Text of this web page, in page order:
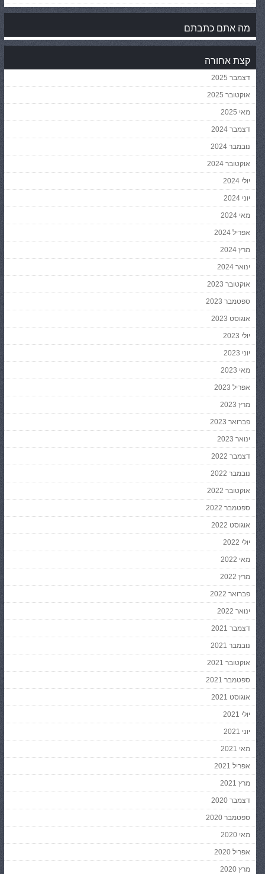
מה אתם כתבתם
קצת אחורה
דצמבר 2025
אוקטובר 2025
מאי 2025
דצמבר 2024
נובמבר 2024
אוקטובר 2024
יולי 2024
יוני 2024
מאי 2024
אפריל 2024
מרץ 2024
ינואר 2024
אוקטובר 2023
ספטמבר 2023
אוגוסט 2023
יולי 2023
יוני 2023
מאי 2023
אפריל 2023
מרץ 2023
פברואר 2023
ינואר 2023
דצמבר 2022
נובמבר 2022
אוקטובר 2022
ספטמבר 2022
אוגוסט 2022
יולי 2022
מאי 2022
מרץ 2022
פברואר 2022
ינואר 2022
דצמבר 2021
נובמבר 2021
אוקטובר 2021
ספטמבר 2021
אוגוסט 2021
יולי 2021
יוני 2021
מאי 2021
אפריל 2021
מרץ 2021
דצמבר 2020
ספטמבר 2020
מאי 2020
אפריל 2020
מרץ 2020